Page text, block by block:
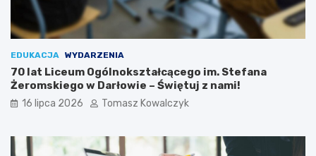
EDUKACJA WYDARZENIA
70 lat Liceum Ogólnokształcącego im. Stefana
Żeromskiego w Darłowie – Świętuj z nami!
16 lipca 2026 Tomasz Kowalczyk